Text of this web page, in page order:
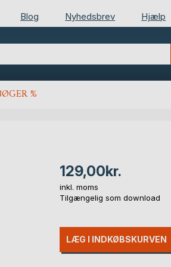
Blog Nyhedsbrev Hjælp
%
129,00kr.
inkl. moms
Tilgængelig som download
LÆG I INDKØBSKURVEN